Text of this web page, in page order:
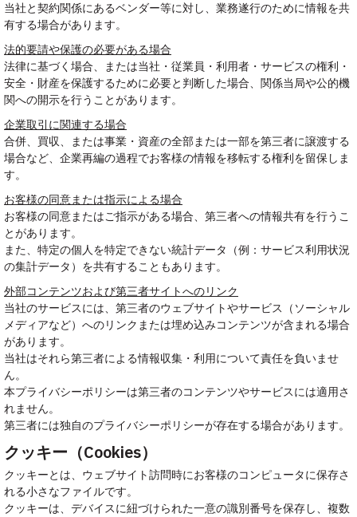
当社と契約関係にあるベンダー等に対し、業務遂行のために情報を共
有する場合があります。
法的要請や保護の必要がある場合
法律に基づく場合、または当社・従業員・利用者・サービスの権利・
安全・財産を保護するために必要と判断した場合、関係当局や公的機
関への開示を行うことがあります。
企業取引に関連する場合
合併、買収、または事業・資産の全部または一部を第三者に譲渡する
場合など、企業再編の過程でお客様の情報を移転する権利を留保しま
す。
お客様の同意または指示による場合
お客様の同意またはご指示がある場合、第三者への情報共有を行うこ
とがあります。
また、特定の個人を特定できない統計データ（例：サービス利用状況
の集計データ）を共有することもあります。
外部コンテンツおよび第三者サイトへのリンク
当社のサービスには、第三者のウェブサイトやサービス（ソーシャル
メディアなど）へのリンクまたは埋め込みコンテンツが含まれる場合
があります。
当社はそれら第三者による情報収集・利用について責任を負いませ
ん。
本プライバシーポリシーは第三者のコンテンツやサービスには適用さ
れません。
第三者には独自のプライバシーポリシーが存在する場合があります。
クッキー（Cookies）
クッキーとは、ウェブサイト訪問時にお客様のコンピュータに保存さ
れる小さなファイルです。
クッキーは、デバイスに紐づけられた一意の識別番号を保存し、複数